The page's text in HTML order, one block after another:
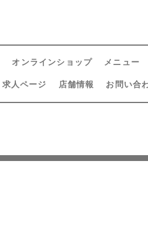
オンラインショップ メニュー
求人ページ 店舗情報 お問い合